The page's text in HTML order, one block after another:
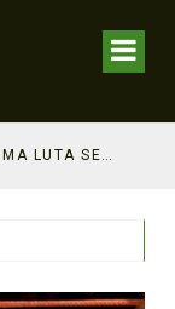
CINQUENTA ANOS DEPOIS DE SOWETO; UMA LUTA SEM DOCUMENTAÇÃO NÃO É UMA LUTA